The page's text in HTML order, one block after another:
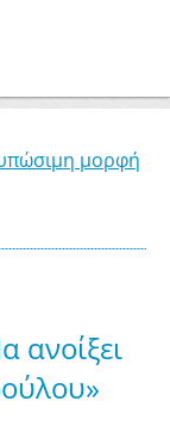
μορφή
ανοίξει